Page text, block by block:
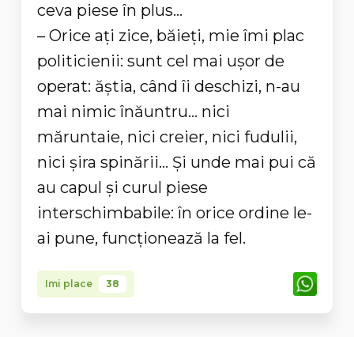
ceva piese în plus...
– Orice aţi zice, băieţi, mie îmi plac
politicienii: sunt cel mai uşor de
operat: ăştia, când îi deschizi, n-au
mai nimic înăuntru... nici
măruntaie, nici creier, nici fudulii,
nici şira spinării... Şi unde mai pui că
au capul şi curul piese
interschimbabile: în orice ordine le-
ai pune, funcţionează la fel.
Imi place 38